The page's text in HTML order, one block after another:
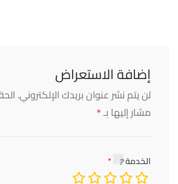
إضافة الاستعراض
لن يتم نشر عنوان بريدك الإلكتروني.
مشار إليها بـ*
الخدمة